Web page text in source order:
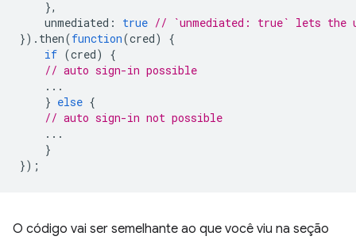
},
unmediated : true // `unmediated: true` lets the
}). then(function(cred)
{
if (cred)
{
// auto sign-in possible
...
} else {
// auto sign-in not possible
...
}
});
O código vai ser semelhante ao que você viu na seção